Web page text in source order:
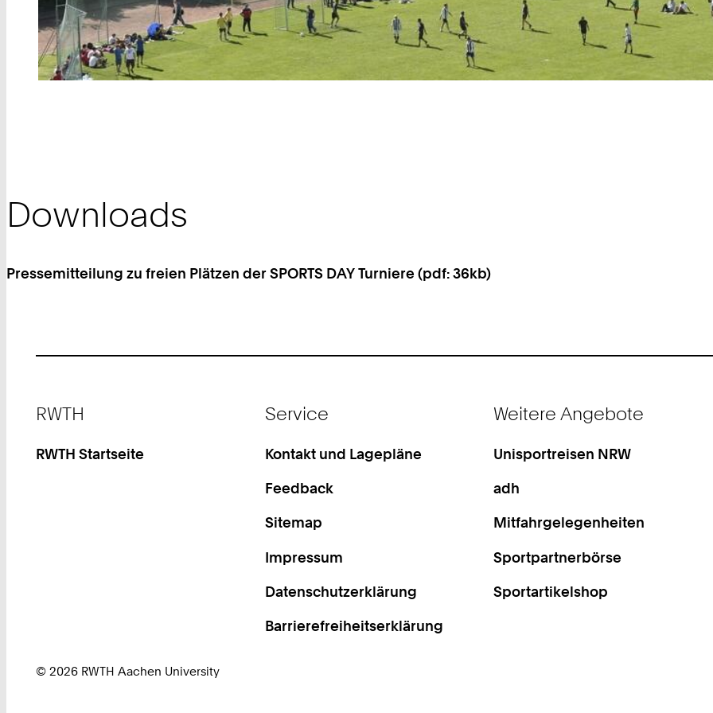
Downloads
Pressemitteilung zu freien Plätzen der SPORTS DAY Turniere (pdf: 36kb)
RWTH
RWTH Startseite
Service
Kontakt und Lagepläne
Feedback
Sitemap
Impressum
Datenschutzerklärung
Barrierefreiheitserklärung
Weitere Angebote
Unisportreisen NRW
adh
Mitfahrgelegenheiten
Sportpartnerbörse
Sportartikelshop
© 2026 RWTH Aachen University